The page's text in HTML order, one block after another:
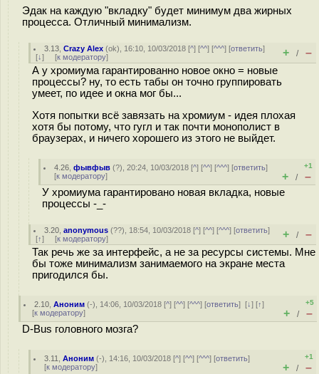
Эдак на каждую "вкладку" будет минимум два жирных
процесса. Отличный минимализм.
3.13 ,Crazy Alex (ok), 16:10, 10/03/2018 [^] [^^] [^^^] [ответить]
[↓] [к модератору] + / –
А у хромиума гарантированно новое окно = новые
процессы? ну, то есть табы он точно группировать
умеет, по идее и окна мог бы...
Хотя попытки всё завязать на хромиум - идея плохая
хотя бы потому, что гугл и так почти монополист в
браузерах, и ничего хорошего из этого не выйдет.
4.26 ,фывфыв (?), 20:24, 10/03/2018 [^] [^^] [^^^] [ответить]
[к модератору]
+1
+ / –
У хромиума гарантировано новая вкладка, новые
процессы -_-
3.20 ,anonymous (??), 18:54, 10/03/2018 [^] [^^] [^^^] [ответить]
[↑] [к модератору] + / –
Так речь же за интерфейс, а не за ресурсы системы. Мне
бы тоже минимализм занимаемого на экране места
пригодился бы.
2.10 ,Аноним (-), 14:06, 10/03/2018 [^] [^^] [^^^] [ответить][↓] [↑]
[к модератору]
+5
+ / –
D-Bus головного мозга?
3.11 ,Аноним (-), 14:16, 10/03/2018 [^] [^^] [^^^] [ответить]
[к модератору]
+1
+ / –